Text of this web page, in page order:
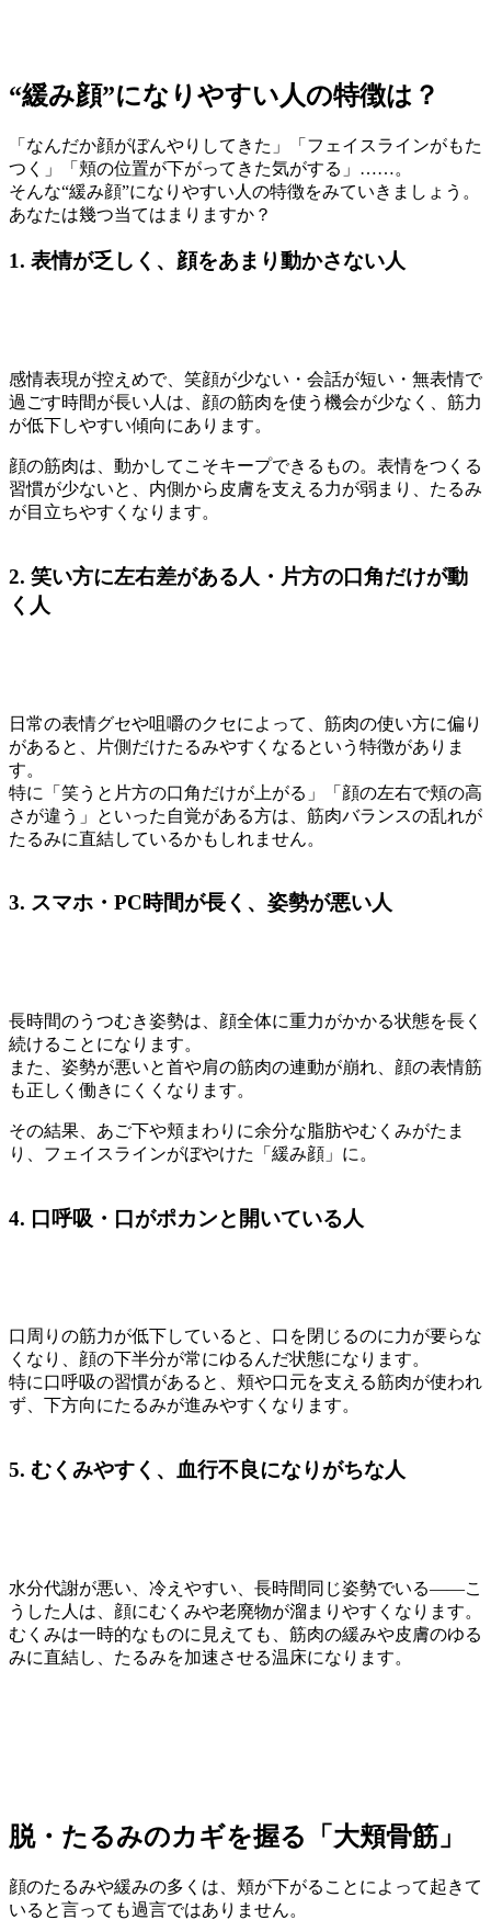
“緩み顔”になりやすい人の特徴は？
「なんだか顔がぼんやりしてきた」「フェイスラインがもた
つく」「頬の位置が下がってきた気がする」……。
そんな“緩み顔”になりやすい人の特徴をみていきましょう。
あなたは幾つ当てはまりますか？
1. 表情が乏しく、顔をあまり動かさない人
感情表現が控えめで、笑顔が少ない・会話が短い・無表情で
過ごす時間が長い人は、顔の筋肉を使う機会が少なく、筋力
が低下しやすい傾向にあります。
顔の筋肉は、動かしてこそキープできるもの。表情をつくる
習慣が少ないと、内側から皮膚を支える力が弱まり、たるみ
が目立ちやすくなります。
2. 笑い方に左右差がある人・片方の口角だけが動
く人
日常の表情グセや咀嚼のクセによって、筋肉の使い方に偏り
があると、片側だけたるみやすくなるという特徴がありま
す。
特に「笑うと片方の口角だけが上がる」「顔の左右で頬の高
さが違う」といった自覚がある方は、筋肉バランスの乱れが
たるみに直結しているかもしれません。
3. スマホ・PC時間が長く、姿勢が悪い人
長時間のうつむき姿勢は、顔全体に重力がかかる状態を長く
続けることになります。
また、姿勢が悪いと首や肩の筋肉の連動が崩れ、顔の表情筋
も正しく働きにくくなります。
その結果、あご下や頬まわりに余分な脂肪やむくみがたま
り、フェイスラインがぼやけた「緩み顔」に。
4. 口呼吸・口がポカンと開いている人
口周りの筋力が低下していると、口を閉じるのに力が要らな
くなり、顔の下半分が常にゆるんだ状態になります。
特に口呼吸の習慣があると、頬や口元を支える筋肉が使われ
ず、下方向にたるみが進みやすくなります。
5. むくみやすく、血行不良になりがちな人
水分代謝が悪い、冷えやすい、長時間同じ姿勢でいる――こ
うした人は、顔にむくみや老廃物が溜まりやすくなります。
むくみは一時的なものに見えても、筋肉の緩みや皮膚のゆる
みに直結し、たるみを加速させる温床になります。
脱・たるみのカギを握る「大頬骨筋」
顔のたるみや緩みの多くは、頬が下がることによって起きて
いると言っても過言ではありません。